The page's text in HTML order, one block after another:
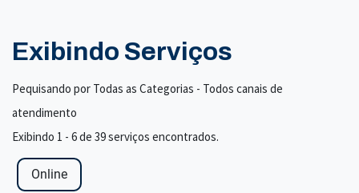
Exibindo Serviços
Pequisando por Todas as Categorias - Todos canais de
atendimento
Exibindo 1 - 6 de 39 serviços encontrados.
Online